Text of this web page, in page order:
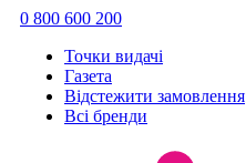
0 800 600 200
Точки видачi
Газета
Відстежити замовлення
Всі бренди